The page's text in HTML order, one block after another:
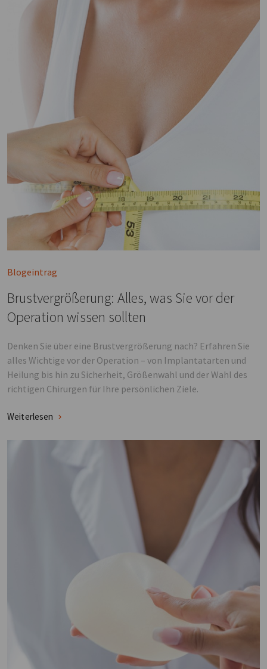
Blogeintrag
Brustvergrößerung: Alles, was Sie vor der
Operation wissen sollten
Denken Sie über eine Brustvergrößerung nach? Erfahren Sie
alles Wichtige vor der Operation – von Implantatarten und
Heilung bis hin zu Sicherheit, Größenwahl und der Wahl des
richtigen Chirurgen für Ihre persönlichen Ziele.
Weiterlesen